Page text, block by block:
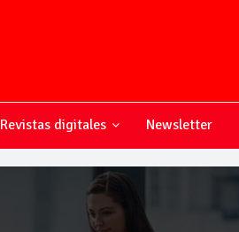
Revistas digitales Newsletter